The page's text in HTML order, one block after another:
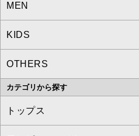
a.v.v
MICHEL KLEIN
MK MICHEL KLEIN
OFUON le MK
MEN
a.v.v
MICHEL KLEIN HOMME
MK MICHEL KLEIN HOMME
KIDS
a.v.v
OTHERS
MK MICHEL KLEIN BAG
カテゴリから探す
トップス